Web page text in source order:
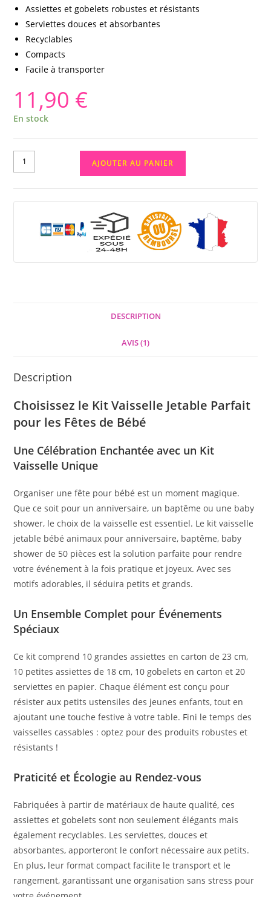
Assiettes et gobelets robustes et résistants
Serviettes douces et absorbantes
Recyclables
Compacts
Facile à transporter
11,90 €
En stock
AJOUTER AU PANIER
DESCRIPTION
AVIS (1)
Description
Choisissez le Kit Vaisselle Jetable Parfait
pour les Fêtes de Bébé
Une Célébration Enchantée avec un Kit
Vaisselle Unique
Organiser une fête pour bébé est un moment magique.
Que ce soit pour un anniversaire, un baptême ou une baby
shower, le choix de la vaisselle est essentiel. Le kit vaisselle
jetable bébé animaux pour anniversaire, baptême, baby
shower de 50 pièces est la solution parfaite pour rendre
votre événement à la fois pratique et joyeux. Avec ses
motifs adorables, il séduira petits et grands.
Un Ensemble Complet pour Événements
Spéciaux
Ce kit comprend 10 grandes assiettes en carton de 23 cm,
10 petites assiettes de 18 cm, 10 gobelets en carton et 20
serviettes en papier. Chaque élément est conçu pour
résister aux petits ustensiles des jeunes enfants, tout en
ajoutant une touche festive à votre table. Fini le temps des
vaisselles cassables : optez pour des produits robustes et
résistants !
Praticité et Écologie au Rendez-vous
Fabriquées à partir de matériaux de haute qualité, ces
assiettes et gobelets sont non seulement élégants mais
également recyclables. Les serviettes, douces et
absorbantes, apporteront le confort nécessaire aux petits.
En plus, leur format compact facilite le transport et le
rangement, garantissant une organisation sans stress pour